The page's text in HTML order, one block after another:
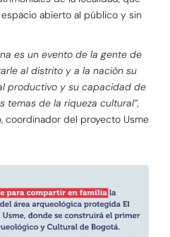
abierto al público y sin
es un evento de la gente de
al distrito y a la nación su
productivo y su capacidad de
temas de la riqueza cultural”,
coordinador del proyecto Usme